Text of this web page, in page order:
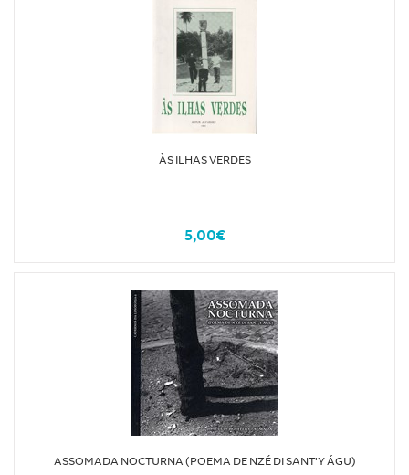
ÀS ILHAS VERDES
5,00€
ASSOMADA NOCTURNA (POEMA DE NZÉ DI SANT'Y ÁGU)